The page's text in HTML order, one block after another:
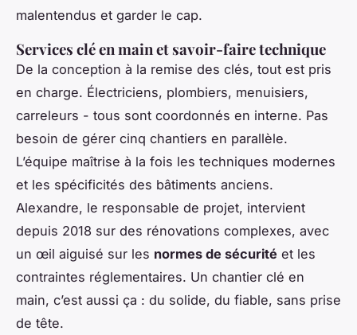
malentendus et garder le cap.
Services clé en main et savoir-faire technique
De la conception à la remise des clés, tout est pris
en charge. Électriciens, plombiers, menuisiers,
carreleurs - tous sont coordonnés en interne. Pas
besoin de gérer cinq chantiers en parallèle.
L’équipe maîtrise à la fois les techniques modernes
et les spécificités des bâtiments anciens.
Alexandre, le responsable de projet, intervient
depuis 2018 sur des rénovations complexes, avec
un œil aiguisé sur les normes de sécurité et les
contraintes réglementaires. Un chantier clé en
main, c’est aussi ça : du solide, du fiable, sans prise
de tête.